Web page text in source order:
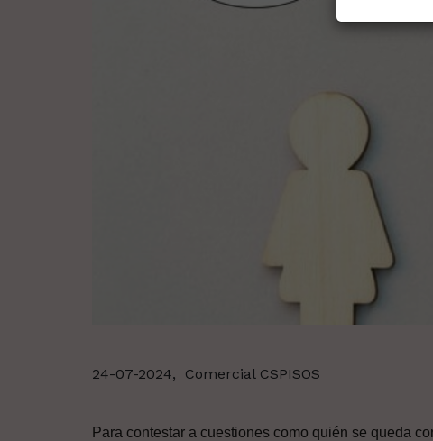
24-07-2024, Comercial CSPISOS
Para contestar a cuestiones como quién se queda